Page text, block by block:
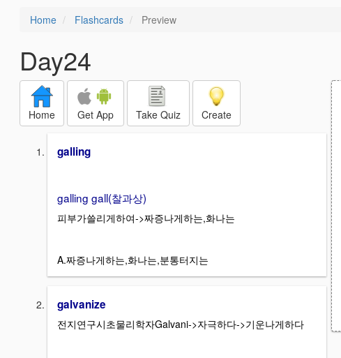
Home Flashcards Preview
Day24
Home Get App Take Quiz Create
galling
galling gall(찰과상)
피부가쓸리게하여->짜증나게하는,화나는
A.짜증나게하는,화나는,분통터지는
galvanize
전지연구시초물리학자Galvani->자극하다->기운나게하다